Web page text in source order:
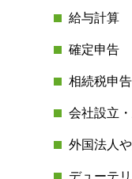
給与計算
確定申告
相続税申告
会社設立
外国法人